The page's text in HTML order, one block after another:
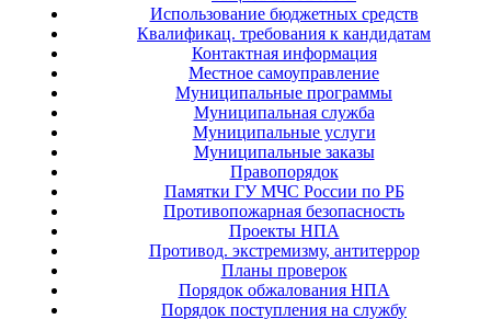
Использование бюджетных средств
Квалификац. требования к кандидатам
Контактная информация
Местное самоуправление
Муниципальные программы
Муниципальная служба
Муниципальные услуги
Муниципальные заказы
Правопорядок
Памятки ГУ МЧС России по РБ
Противопожарная безопасность
Проекты НПА
Противод. экстремизму, антитеррор
Планы проверок
Порядок обжалования НПА
Порядок поступления на службу